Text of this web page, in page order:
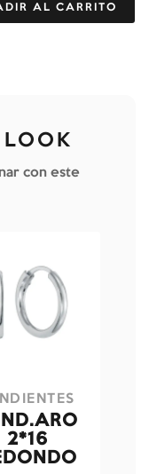
AL CARRITO
LOOK
con este
2*16